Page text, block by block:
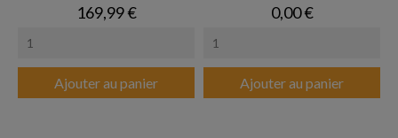
Prix
169,99 €
Ajouter au panier
Prix
0,00 €
Ajouter au panier